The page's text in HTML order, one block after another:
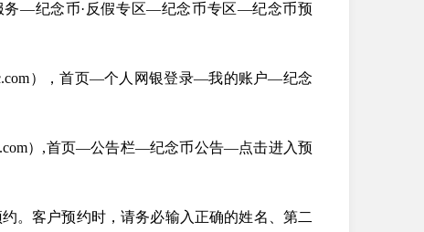
务—纪念币·反假专区—纪念币专区—纪念币预
），首页—个人网银登录—我的账户—纪念
）,首页—公告栏—纪念币公告—点击进入预
。客户预约时，请务必输入正确的姓名、第二